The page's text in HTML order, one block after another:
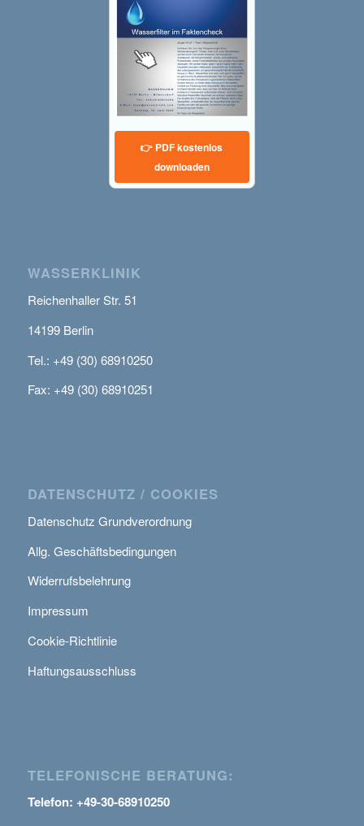
👉 PDF kostenlos
downloaden
WASSERKLINIK
Reichenhaller Str. 51
14199 Berlin
Tel.: +49 (30) 68910250
Fax: +49 (30) 68910251
DATENSCHUTZ / COOKIES
Datenschutz Grundverordnung
Allg. Geschäftsbedingungen
Widerrufsbelehrung
Impressum
Cookie-Richtlinie
Haftungsausschluss
TELEFONISCHE BERATUNG:
Telefon: +49-30-68910250